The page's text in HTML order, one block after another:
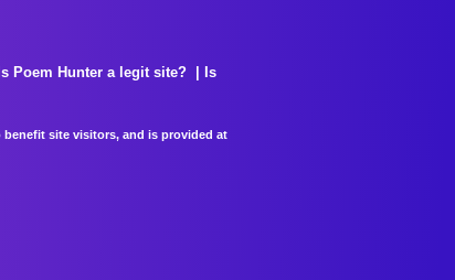
Is Poem Hunter a legit site?
Is
benefit site visitors, and is provided at